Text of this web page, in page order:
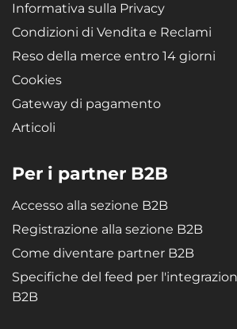
Informativa sulla Privacy
Condizioni di Vendita e Reclami
Reso della merce entro 14 giorni
Cookies
Gateway di pagamento
Articoli
Per i partner B2B
Accesso alla sezione B2B
Registrazione alla sezione B2B
Come diventare partner B2B
Specifiche del feed per
B2B